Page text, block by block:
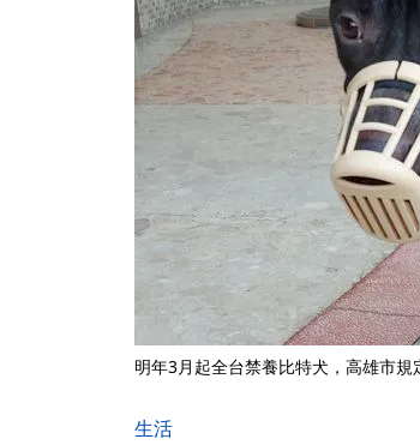
明年3月起全台禁養比特犬，高雄市規
生活